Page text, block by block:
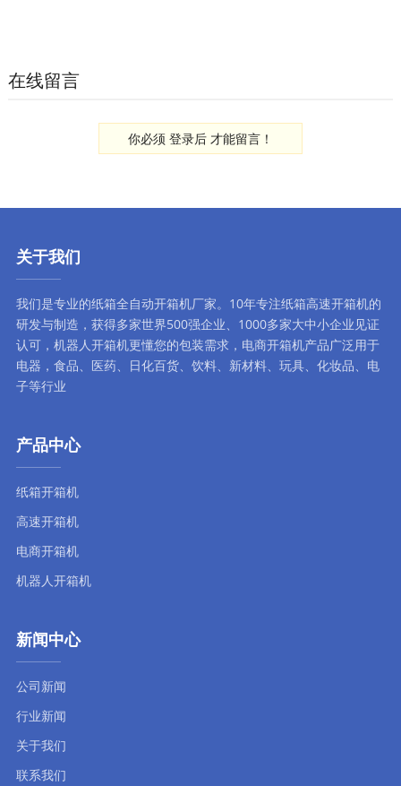
在线留言
你必须 登录后才能留言！
关于我们
我们是专业的纸箱全自动开箱机厂家。10年专注纸箱高速开箱机的
研发与制造，获得多家世界500强企业、1000多家大中小企业见证
认可， 机器人开箱机更懂您的包装需求， 电商开箱机产品广泛用于
电器，食品、医药、日化百货、饮料、新材料、玩具、化妆品、电
子等行业
产品中心
纸箱开箱机
高速开箱机
电商开箱机
机器人开箱机
新闻中心
公司新闻
行业新闻
关于我们
联系我们